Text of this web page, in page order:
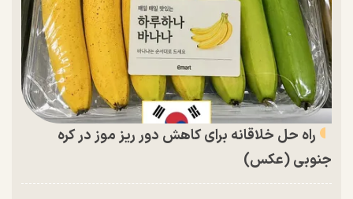
راه حل خلاقانه برای کاهش دور ریز موز در کره
جنوبی (عکس)